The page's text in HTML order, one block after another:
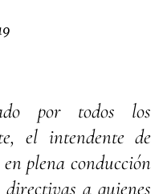
por todos los
el intendente de
plena conducción
a quienes